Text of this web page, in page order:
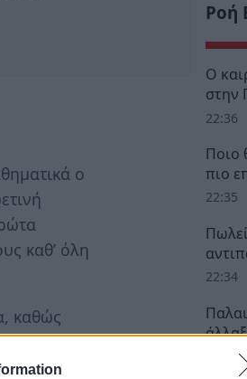
ο
καθ’ όλη
καθώς
Ροή
Ο
στην
22:36
Ποιο
πιο
22:35
22:34
την